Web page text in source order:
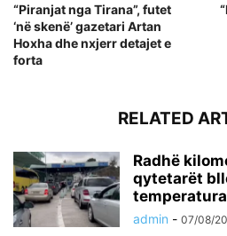
“Piranjat nga Tirana”, futet
‘në skenë’ gazetari Artan
Hoxha dhe nxjerr detajet e
forta
RELATED
Radhë
qytetarët
admin - 07/08/